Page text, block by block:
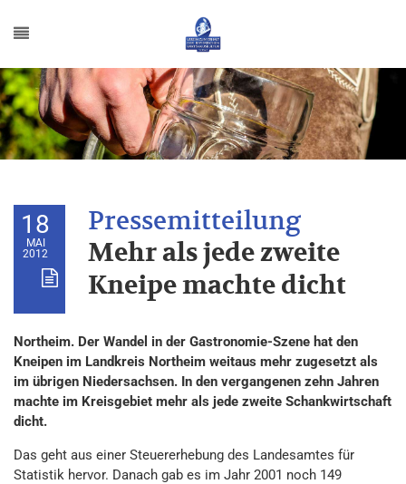
18
MAI
2012
Mehr als jede zweite
Kneipe machte dicht
Northeim. Der Wandel in der Gastronomie-Szene hat den
Kneipen im Landkreis Northeim weitaus mehr zugesetzt als
im übrigen Niedersachsen. In den vergangenen zehn Jahren
machte im Kreisgebiet mehr als jede zweite Schankwirtschaft
dicht.
Das geht aus einer Steuererhebung des Landesamtes für
Statistik hervor. Danach gab es im Jahr 2001 noch 149